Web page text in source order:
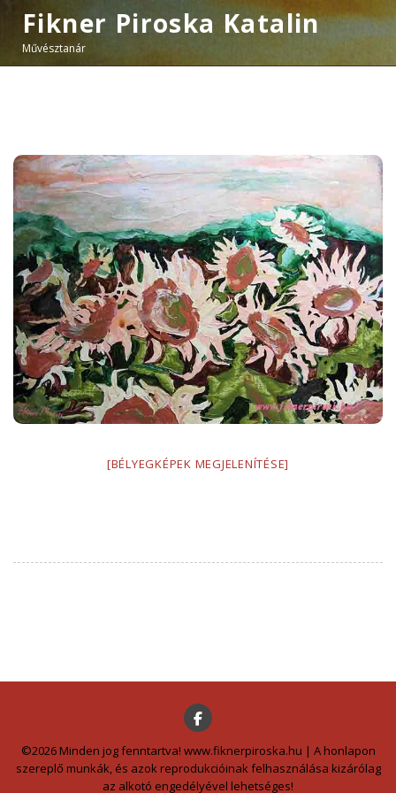
Fikner Piroska Katalin
Művésztanár
[BÉLYEGKÉPEK MEGJELENÍTÉSE]
©2026 Minden jog fenntartva! www.fiknerpiroska.hu | A honlapon
szereplő munkák, és azok reprodukcióinak felhasználása kizárólag
az alkotó engedélyével lehetséges!